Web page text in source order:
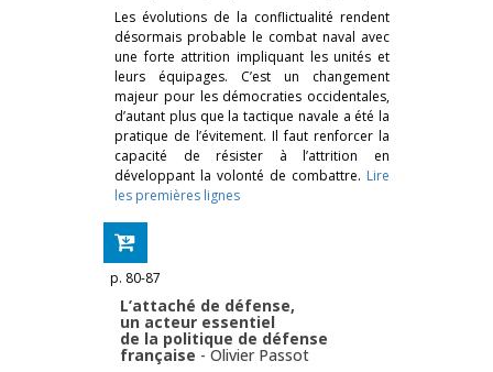
Les évolutions de la conflictualité rendent
désormais probable le combat naval avec
une forte attrition impliquant les unités et
leurs équipages. C’est un changement
majeur pour les démocraties occidentales,
d’autant plus que la tactique navale a été la
pratique de l’évitement. Il faut renforcer la
capacité de résister à l’attrition en
développant la volonté de combattre. Lire
les premières lignes
p. 80-87
L’attaché de défense,
un acteur essentiel
de la politique de défense
française - Olivier Passot